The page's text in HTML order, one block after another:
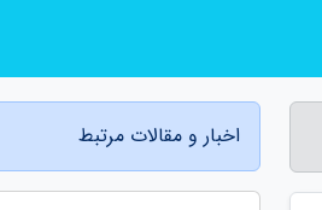
اخبار و مقالات مرتبط